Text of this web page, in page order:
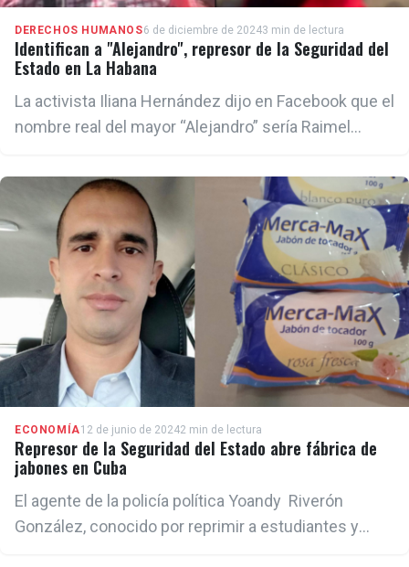
DERECHOS HUMANOS6 de diciembre de 20243 min de lectura
Identifican a "Alejandro", represor de la Seguridad del
Estado en La Habana
La activista Iliana Hernández dijo en Facebook que el
nombre real del mayor “Alejandro” sería Raimel
ECONOMÍA12 de junio de 20242 min de lectura
Represor de la Seguridad del Estado abre fábrica de
jabones en Cuba
El agente de la policía política Yoandy Riverón
González, conocido por reprimir a estudiantes y